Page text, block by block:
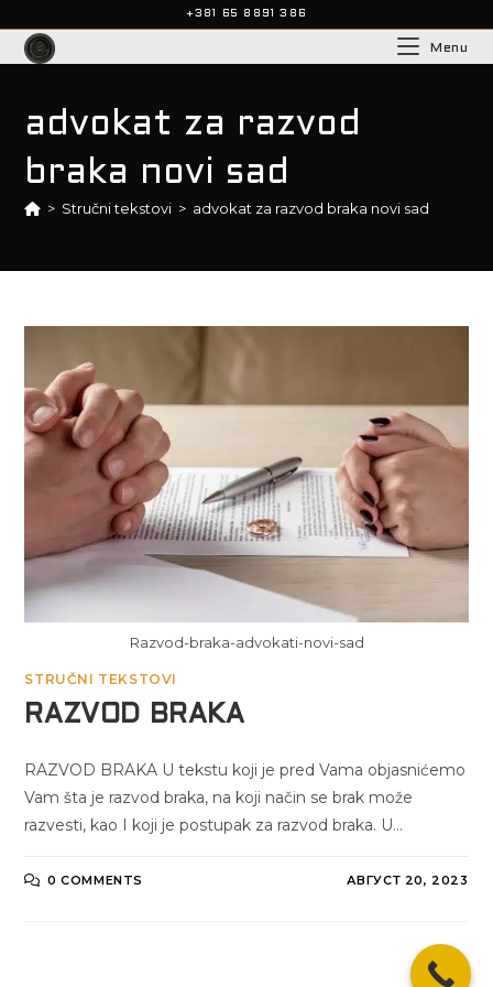
content
+381 65 8891 386
Menu
advokat za razvod
braka novi sad
> Stručni tekstovi > advokat za razvod braka novi sad
Razvod-braka-advokati-novi-sad
STRUČNI TEKSTOVI
RAZVOD BRAKA
RAZVOD BRAKA U tekstu koji je pred Vama objasnićemo
Vam šta je razvod braka, na koji način se brak može
razvesti, kao I koji je postupak za razvod braka. U…
0 COMMENTS АВГУСТ 20, 2023